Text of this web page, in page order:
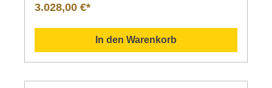
3.028,00 €*
In den Warenkorb